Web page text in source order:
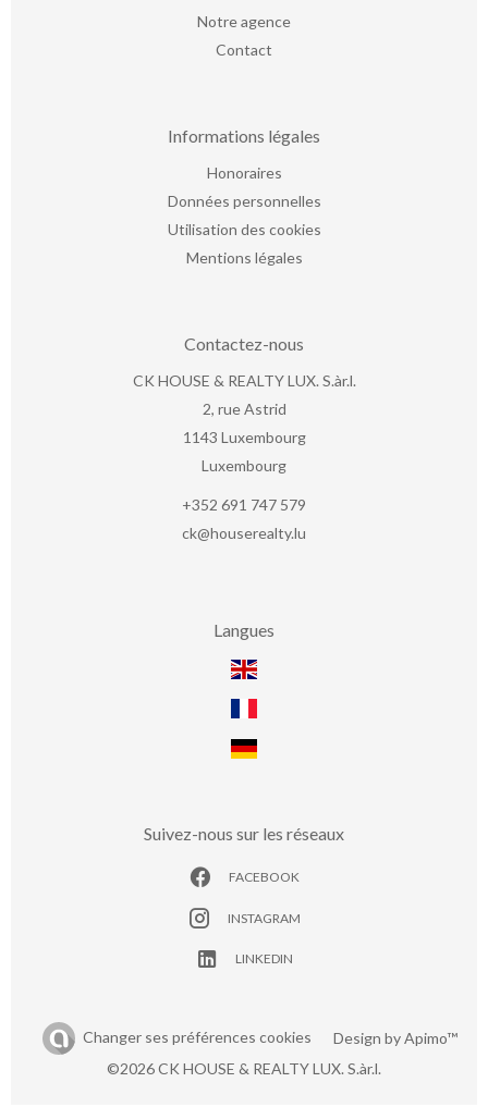
Notre agence
Contact
Informations légales
Honoraires
Données personnelles
Utilisation des cookies
Mentions légales
Contactez-nous
CK HOUSE & REALTY LUX. S.àr.l.
2, rue Astrid
1143 Luxembourg
Luxembourg
+352 691 747 579
ck@houserealty.lu
Langues
Suivez-nous sur les réseaux
FACEBOOK
INSTAGRAM
LINKEDIN
Changer ses préférences cookies Design byApimo™
©2026 CK HOUSE & REALTY LUX. S.àr.l.